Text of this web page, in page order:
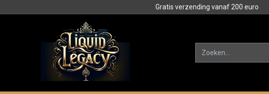
Gratis verzending vanaf 200 euro